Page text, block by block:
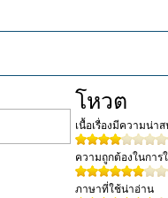
โหวต
เนื้อเรื่องมีความน่าส
ความถูกต้องในการ
ภาษาที่ใช้น่าอ่าน